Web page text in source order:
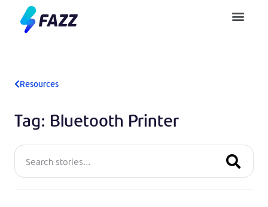
Resources
Tag: Bluetooth Printer